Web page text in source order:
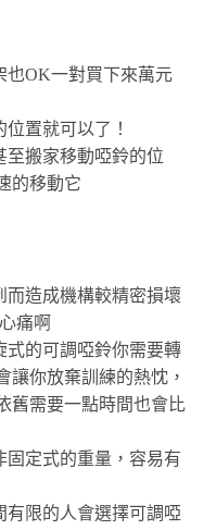
也OK一對買下來萬元
置就可以了！
至搬家移動啞鈴的位
的移動它
而造成機構較精密損壞
痛啊
式的可調啞鈴你需要轉
讓你放棄訓練的熱忱，
舊需要一點時間也會比
固定式的重量，容易有
有限的人會選擇可調啞